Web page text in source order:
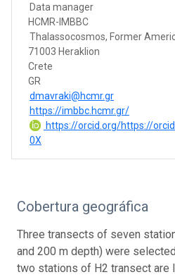
Data manager
HCMR-IMBBC
Thalassocosmos, Former
71003 Heraklion
Crete
GR
dmavraki@hcmr.gr
https://imbbc.hcmr.gr/
https://orcid.org/https://
0X
Cobertura geográfica
Three transects of seven
and 200 m depth) were
two stations of H2 transect are